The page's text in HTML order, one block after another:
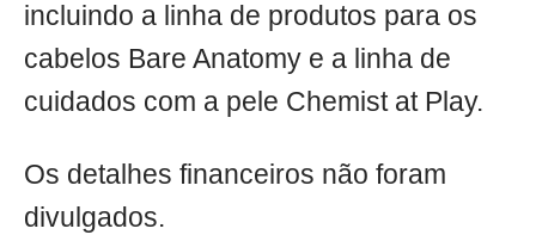
incluindo a linha de produtos para os
cabelos Bare Anatomy e a linha de
cuidados com a pele Chemist at Play.
Os detalhes financeiros não foram
divulgados.